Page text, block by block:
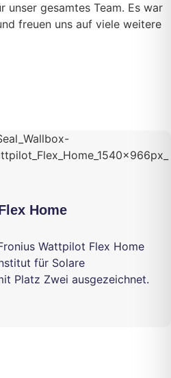
gesamtes Team. Es war
freuen uns auf viele weitere
Home
Wattpilot Flex Home
für Solare
Platz Zwei ausgezeichnet.